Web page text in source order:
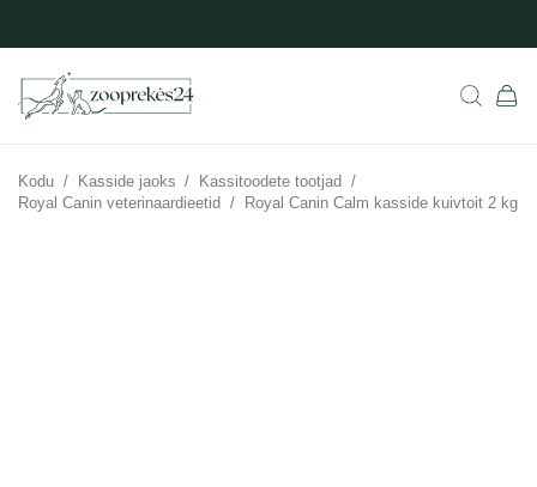
Kodu / Kasside jaoks / Kassitoodete tootjad /
Royal Canin veterinaardieetid / Royal Canin Calm kasside kuivtoit 2 kg